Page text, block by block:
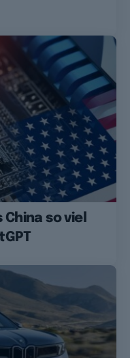
so viel